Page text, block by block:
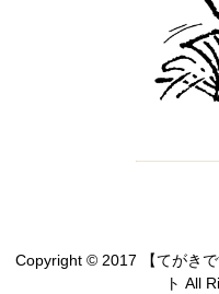
Copyright © 2017 【てがき
ト All